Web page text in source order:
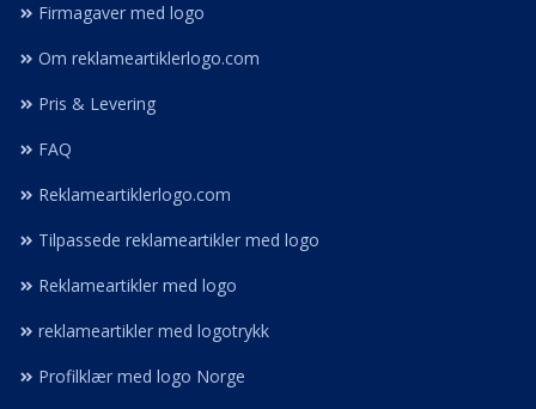
Firmagaver med logo
Om reklameartiklerlogo.com
Pris & Levering
FAQ
Reklameartiklerlogo.com
Tilpassede reklameartikler med logo
Reklameartikler med logo
reklameartikler med logotrykk
Profilklær med logo Norge